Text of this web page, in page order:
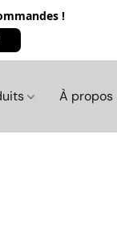
!
À propos